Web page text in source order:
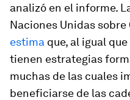
analizó en el informe.
Naciones Unidas
estima que, al igual
tienen estrategias
muchas de las cuales
beneficiarse de las